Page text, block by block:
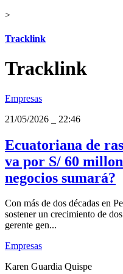
>
Tracklink
Tracklink
Empresas
21/05/2026
22:46
Ecuatoriana de
va por S/ 60
negocios sumará?
Con más de dos décadas en
sostener un crecimiento de
gerente gen...
Empresas
Karen Guardia Quispe